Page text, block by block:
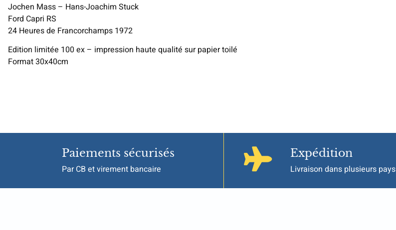
Jochen Mass – Hans-Joachim Stuck
Ford Capri RS
24 Heures de Francorchamps 1972
Edition limitée 100 ex – impression haute qualité sur papier toilé
Format 30x40cm
Paiements sécurisés
Par CB et virement bancaire
Expédition
Livraison dans plusieurs pays